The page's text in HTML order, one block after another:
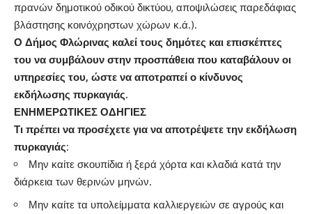
πρανών δημοτικού οδικού δικτύου, αποψιλώσεις παρεδάφιας
βλάστησης κοινόχρηστων χώρων κ.ά.).
Ο Δήμος Φλώρινας καλεί τους δημότες και επισκέπτες
του να συμβάλουν στην προσπάθεια που καταβάλουν οι
υπηρεσίες του, ώστε να αποτραπεί ο κίνδυνος
εκδήλωσης πυρκαγιάς.
ΕΝΗΜΕΡΩΤΙΚΕΣ ΟΔΗΓΙΕΣ
Τι πρέπει να προσέχετε για να αποτρέψετε την εκδήλωση
πυρκαγιάς:
Μην καίτε σκουπίδια ή ξερά χόρτα και κλαδιά κατά την
διάρκεια των θερινών μηνών.
Μην καίτε τα υπολείμματα καλλιεργειών σε αγρούς και